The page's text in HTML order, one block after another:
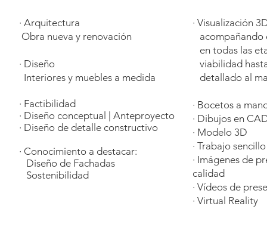
· Arquitectura
Obra nueva y renovación
· Diseño
Interiores y muebles a medida
· Factibilidad
· Diseño conceptual | Anteproyecto
· Diseño de detalle constructivo
· Conocimiento a destacar:
Diseño de Fachadas
Sostenibilidad
· Visualización
en todas las
viabilidad
detallado al
· Bocetos a
· Dibujos en
· Modelo 3D
· Trabajo
· Imágenes de
calidad
· Vídeos de
· Virtual Reality